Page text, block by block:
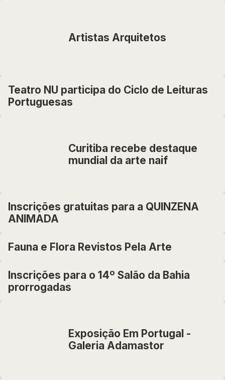
Artistas Arquitetos
Teatro NU participa do Ciclo de Leituras
Portuguesas
Curitiba recebe destaque
mundial da arte naif
Inscrições gratuitas para a QUINZENA
ANIMADA
Fauna e Flora Revistos Pela Arte
Inscrições para o 14º Salão da Bahia
prorrogadas
Exposição Em Portugal -
Galeria Adamastor